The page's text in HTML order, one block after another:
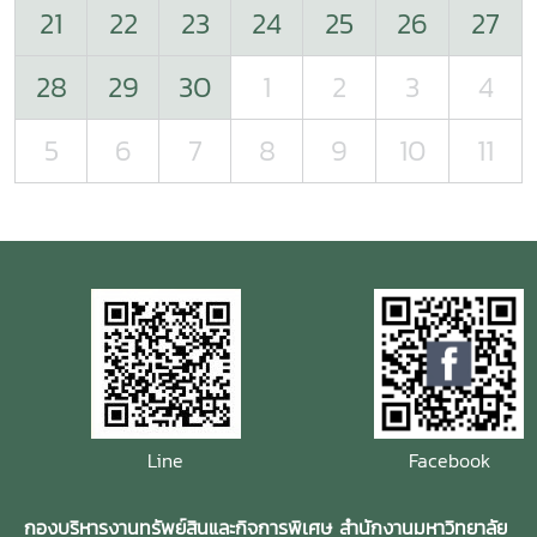
21 22 23 24 25 26
27
28
29 30 1 2 3
4
5
6 7 8 9 10 11
Line Facebook
กองบริหารงานทรัพย์สินและกิจการพิเศษ สำนักงานมหาวิทยาลัย